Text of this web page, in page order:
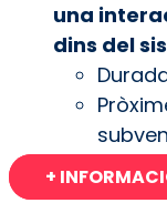
una
dins del
+